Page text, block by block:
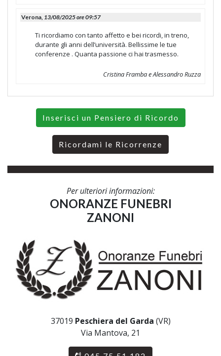
Verona, 13/08/2025 ore 09:57
Ti ricordiamo con tanto affetto e bei ricordi, in treno,
durante gli anni dell’università. Bellissime le tue
conferenze . Quanta passione ci hai trasmesso.
Cristina Framba e Alessandro Ruzza
Inserisci un Pensiero di Ricordo
Ricordami le Ricorrenze
Per ulteriori informazioni:
ONORANZE FUNEBRI
ZANONI
37019 Peschiera del Garda (VR)
Via Mantova, 21